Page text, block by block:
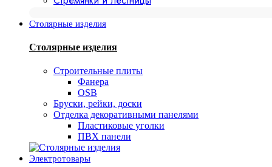
Столярные изделия
Столярные изделия
Строительные плиты
Фанера
OSB
Бруски, рейки, доски
Отделка декоративными панелями
Пластиковые уголки
ПВХ панели
Электротовары